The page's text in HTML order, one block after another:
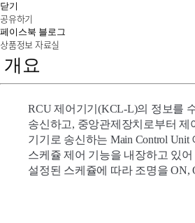
닫기
공유하기
페이스북 블로그
상품정보자료실
개요
RCU 제어기기(KCL-L)의 정보를
송신하고, 중앙관제장치로부터 제
기기로 송신하는 Main Control Unit
스케쥴 제어 기능을 내장하고 있
설정된 스케쥴에 따라 조명을 ON,